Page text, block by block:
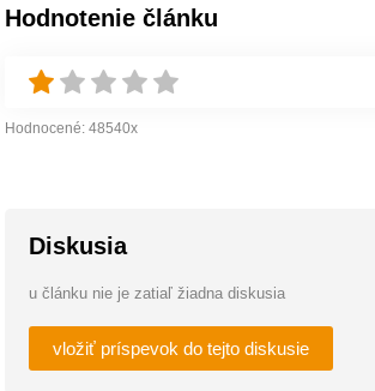
Hodnotenie článku
Hodnocené: 48540x
Diskusia
u článku nie je zatiaľ žiadna diskusia
vložiť príspevok do tejto diskusie